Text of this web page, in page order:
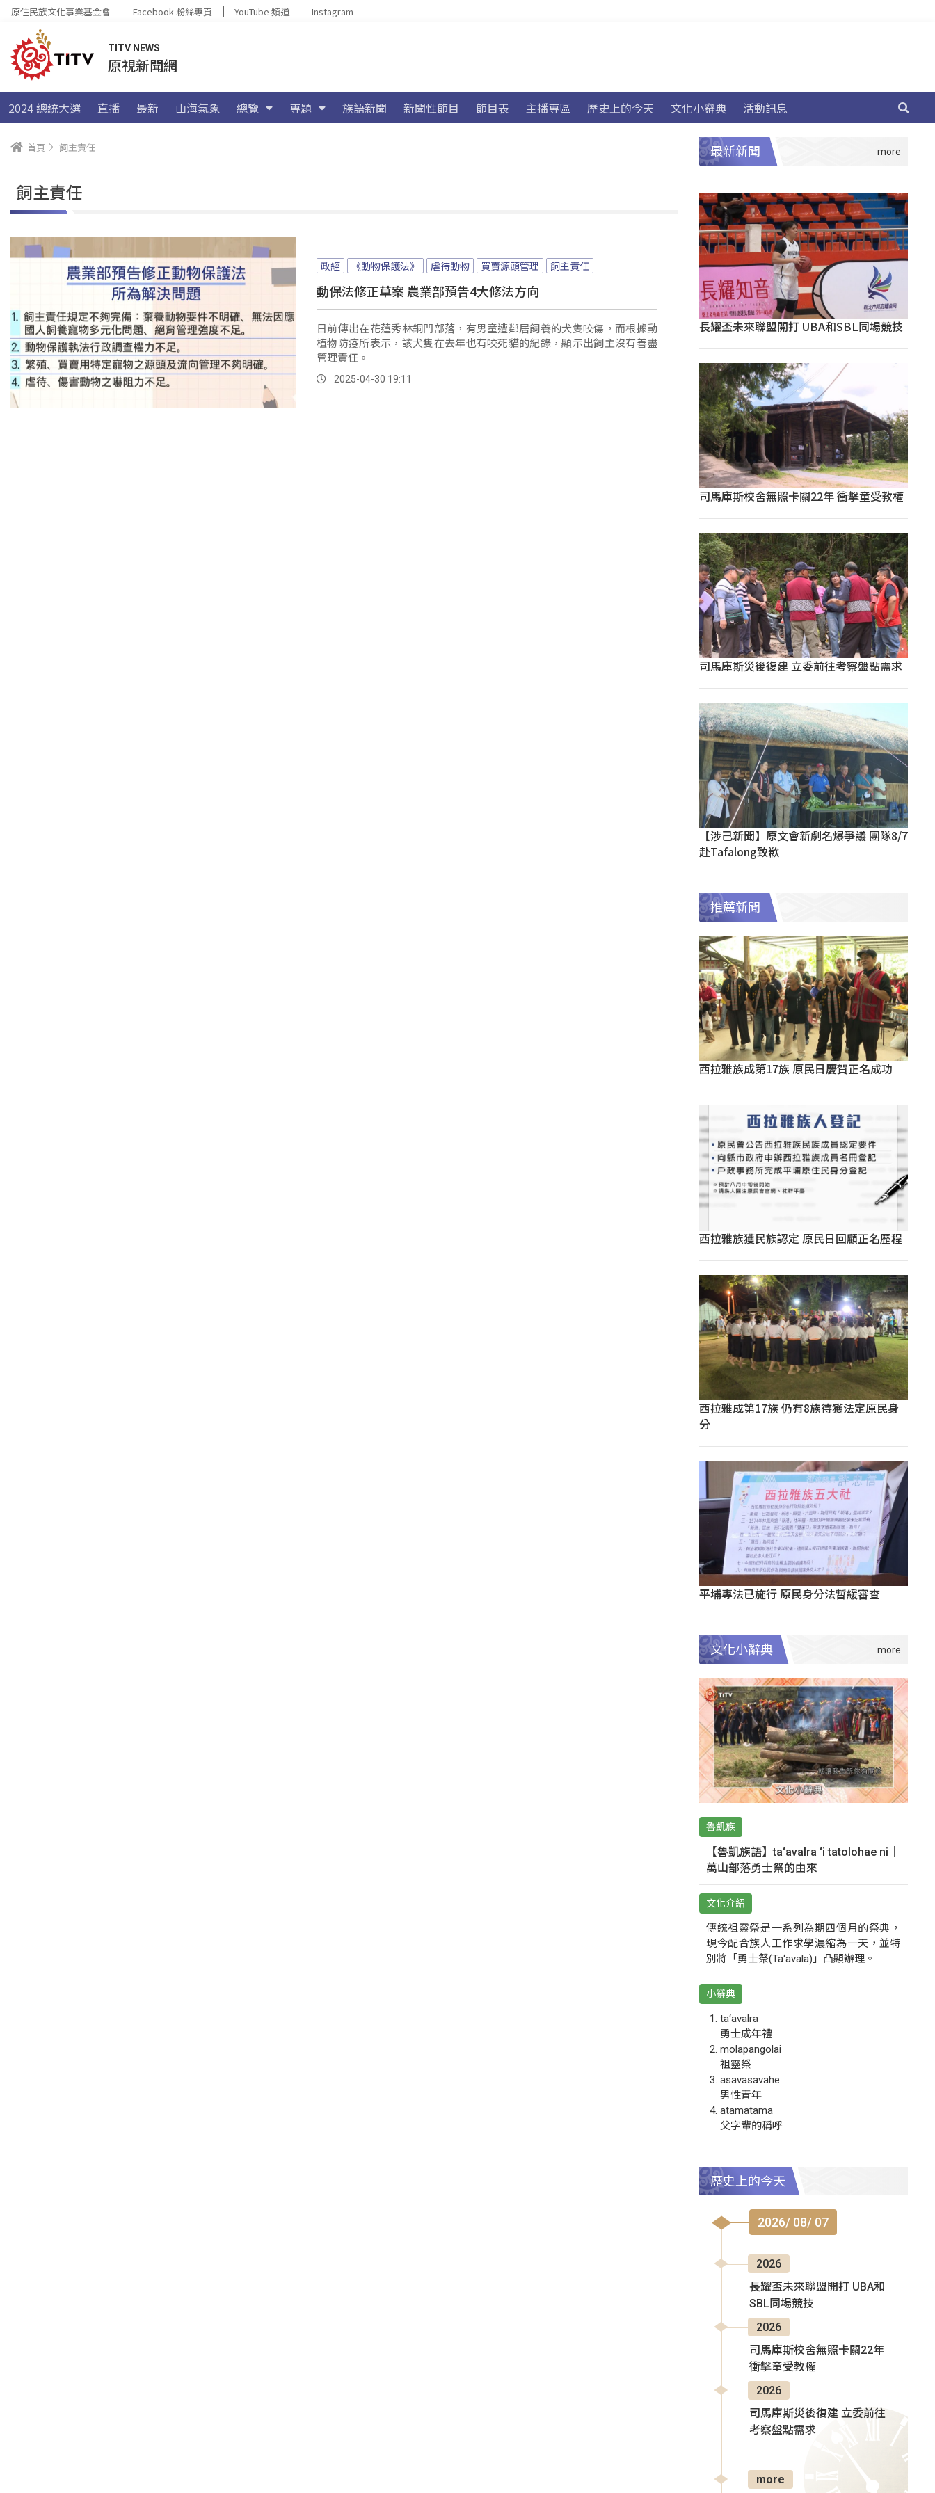
原住民族文化事業基金會 Facebook 粉絲專頁 YouTube 頻道 Instagram
TITV NEWS
原視新聞網
2024 總統大選 直播 最新 山海氣象 總覽 專題 族語新聞 新聞性節目 節目表 主播專區 歷史上的今天 文化小辭典 活動訊息
首頁 飼主責任
飼主責任
政經 《動物保護法》 虐待動物 買賣源頭管理 飼主責任
動保法修正草案 農業部預告4大修法方向
日前傳出在花蓮秀林銅門部落，有男童遭鄰居飼養的犬隻咬傷，而根據動
植物防疫所表示，該犬隻在去年也有咬死貓的紀錄，顯示出飼主沒有善盡
管理責任。
2025-04-30 19:11
最新新聞
長耀盃未來聯盟開打 UBA和SBL同場競技
司馬庫斯校舍無照卡關22年 衝擊童受教權
司馬庫斯災後復建 立委前往考察盤點需求
【涉己新聞】原文會新劇名爆爭議 團隊8/7
赴Tafalong致歉
推薦新聞
西拉雅族成第17族 原民日慶賀正名成功
西拉雅族獲民族認定 原民日回顧正名歷程
西拉雅成第17族 仍有8族待獲法定原民身
分
平埔專法已施行 原民身分法暫緩審查
文化小辭典
魯凱族
【魯凱族語】ta‘avalra ‘i tatolohae ni｜
萬山部落勇士祭的由來
文化介紹
傳統祖靈祭是一系列為期四個月的祭典，
現今配合族人工作求學濃縮為一天，並特
別將「勇士祭(Ta‘avala)」凸顯辦理。
小辭典
ta‘avalra
勇士成年禮
molapangolai
祖靈祭
asavasavahe
男性青年
atamatama
父字輩的稱呼
歷史上的今天
2026/ 08/ 07
2026
長耀盃未來聯盟開打 UBA和
SBL同場競技
2026
司馬庫斯校舍無照卡關22年
衝擊童受教權
2026
司馬庫斯災後復建 立委前往
考察盤點需求
more